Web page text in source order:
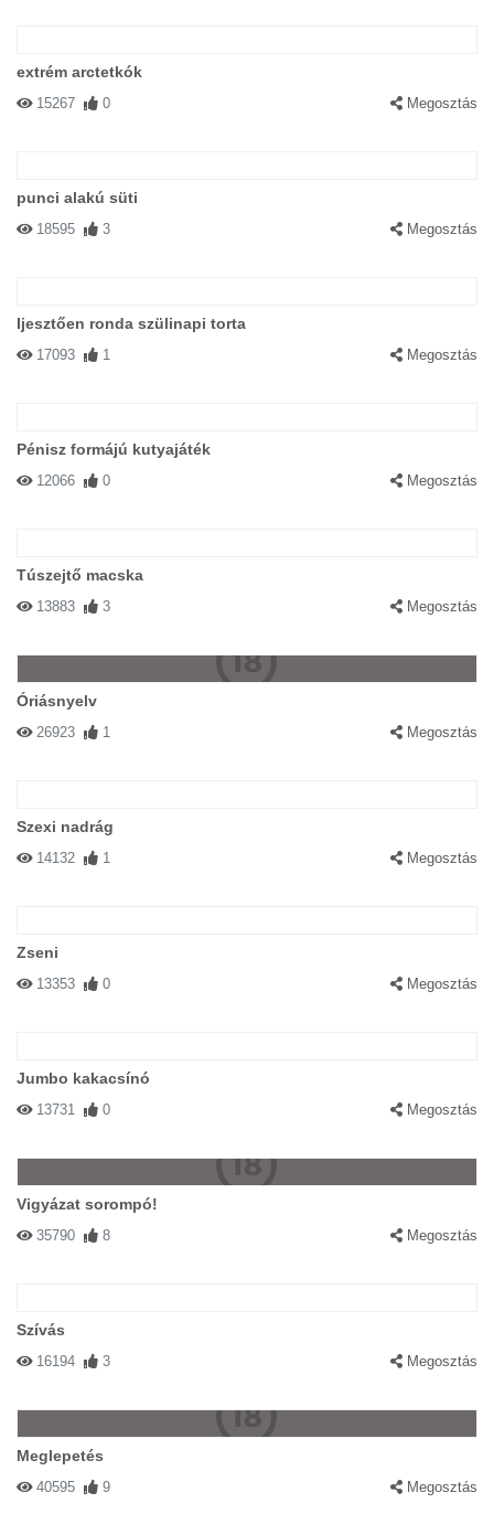
extrém arctetkók
15267 0 Megosztás
punci alakú süti
18595 3 Megosztás
Ijesztően ronda szülinapi torta
17093 1 Megosztás
Pénisz formájú kutyajáték
12066 0 Megosztás
Túszejtő macska
13883 3 Megosztás
Óriásnyelv
26923 1 Megosztás
Szexi nadrág
14132 1 Megosztás
Zseni
13353 0 Megosztás
Jumbo kakacsínó
13731 0 Megosztás
Vigyázat sorompó!
35790 8 Megosztás
Szívás
16194 3 Megosztás
Meglepetés
40595 9 Megosztás